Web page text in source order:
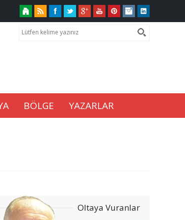
BÖLGE YAZARLAR
Oltaya Vuranlar